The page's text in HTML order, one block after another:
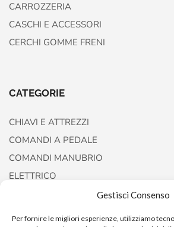
Gestisci Consenso
Per fornire le migliori esperienze, utilizziamo
CARROZZERIA
CASCHI E ACCESSORI
CERCHI GOMME FRENI
CATEGORIE
CHIAVI E ATTREZZI
COMANDI A PEDALE
COMANDI MANUBRIO
ELETTRICO
FORCELLE E AMMORTIZZATORI